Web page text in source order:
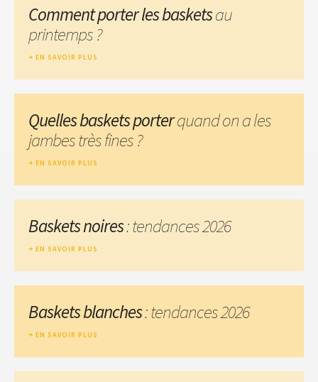
Comment porter les basketsau
printemps ?
EN SAVOIR PLUS
Quelles baskets porterquand on a les
jambes très fines ?
EN SAVOIR PLUS
Baskets noires: tendances 2026
EN SAVOIR PLUS
Baskets blanches: tendances 2026
EN SAVOIR PLUS